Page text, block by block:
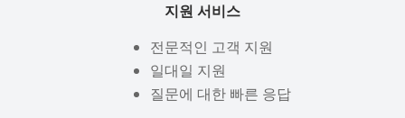
지원 서비스
전문적인 고객 지원
일대일 지원
질문에 대한 빠른 응답